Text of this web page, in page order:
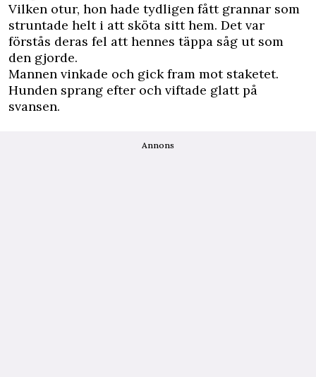
Vilken otur, hon hade tydligen fått grannar som
struntade helt i att sköta sitt hem. Det var
förstås deras fel att hennes täppa såg ut som
den gjorde.
Mannen vinkade och gick fram mot staketet.
Hunden sprang efter och viftade glatt på
svansen.
Annons